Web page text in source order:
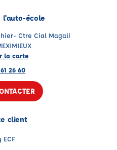
l'auto-école
Ctre Cial Magali
la carte
26 60
client
ECF